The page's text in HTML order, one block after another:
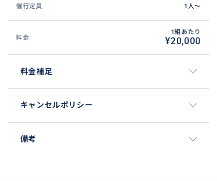
催行定員 1人〜
料金
1組あたり
¥20,000
料金補足
キャンセルポリシー
備考